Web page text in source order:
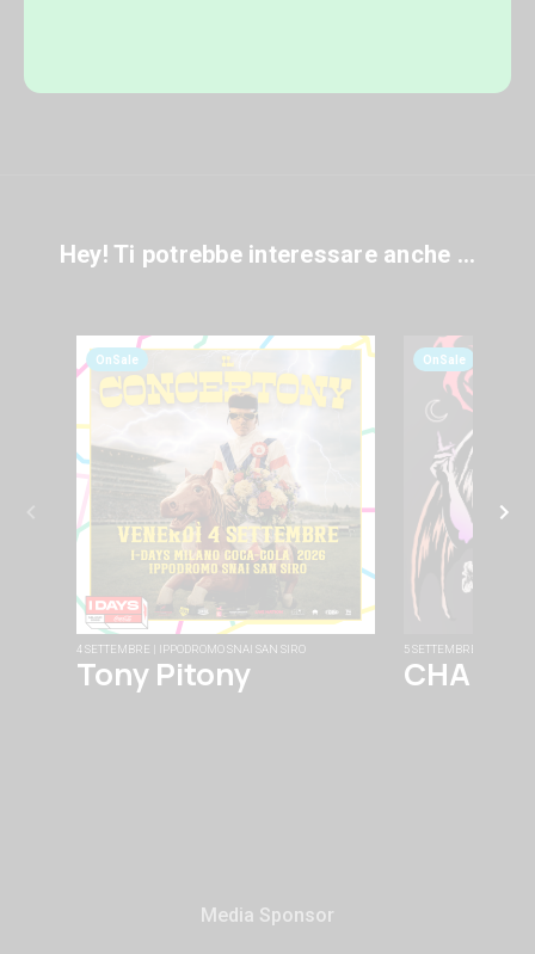
Hey! Ti potrebbe interessare anche ...
OnSale
4 SETTEMBRE | IPPODROMO SNAI SAN SIRO
Tony Pitony
OnSale
5 SETTEMBRE |
Media Sponsor